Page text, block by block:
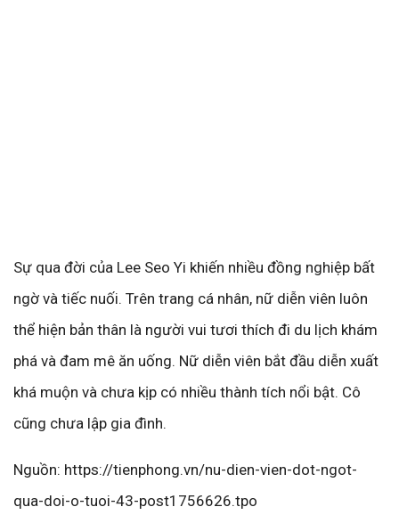
Sự qua đời của Lee Seo Yi khiến nhiều đồng nghiệp bất
ngờ và tiếc nuối. Trên trang cá nhân, nữ diễn viên luôn
thể hiện bản thân là người vui tươi thích đi du lịch khám
phá và đam mê ăn uống. Nữ diễn viên bắt đầu diễn xuất
khá muộn và chưa kịp có nhiều thành tích nổi bật. Cô
cũng chưa lập gia đình.
Nguồn: https://tienphong.vn/nu-dien-vien-dot-ngot-
qua-doi-o-tuoi-43-post1756626.tpo